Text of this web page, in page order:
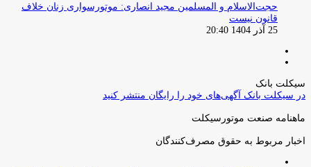
حجت‌الاسلام و المسلمین مجید انصاری: موتورسواری زنان خلاف
قانون نیست
25 آذر 1404 20:40
سیکلت بانک
در سیکلت بانک آگهی‌های خود را رایگان منتشر کنید
ماهنامه صنعت موتورسیکلت
اخبار مربوط به حقوق مصرف‌کنندگان